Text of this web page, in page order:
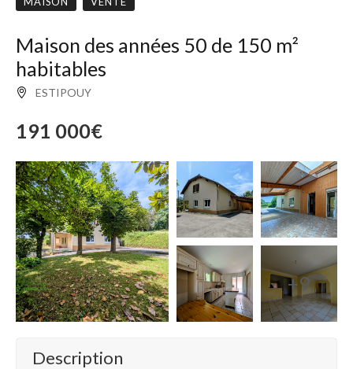
Maison des années 50 de 150 m²
habitables
ESTIPOUY
191 000€
+9
Description